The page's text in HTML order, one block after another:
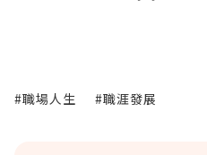
#職場人生 #職涯發展